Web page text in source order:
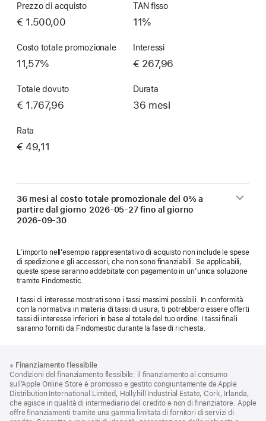
Prezzo di acquisto
€ 1.500,00
TAN fisso
11%
Costo totale promozionale
11,57%
Interessi
€ 267,96
Totale dovuto
€ 1.767,96
Durata
36 mesi
Rata
€ 49,11
36 mesi al costo totale promozionale del 0% a
partire dal giorno 2026-05-27fino al giorno
2026-09-30
L’importo nell’esempio rappresentativo di acquisto non include le spese
di spedizione e gli accessori, che non sono finanziabili. Se applicabili,
queste spese saranno addebitate con pagamento in un’unica soluzione
tramite Findomestic.
I tassi di interesse mostrati sono i tassi massimi possibili. In conformità
con la normativa in materia di tassi di usura, ti potrebbero essere offerti
tassi di interesse inferiori in base al totale del tuo ordine. I tassi finali
saranno forniti da Findomestic durante la fase di richiesta.
di
pagina
a
piè
di
pagina
※ Finanziamento flessibile
Condizioni del finanziamento flessibile: il finanziamento al consumo
sull’Apple Online Store è promosso e gestito congiuntamente da Apple
Distribution International Limited, Hollyhill Industrial Estate, Cork, Irlanda,
che agisce in qualità di intermediario del credito e non di finanziatore. Apple
offre finanziamenti tramite una gamma limitata di fornitori di servizi di